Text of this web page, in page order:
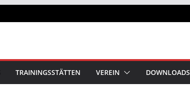
TRAININGSSTÄTTEN VEREIN DOWNLOADS